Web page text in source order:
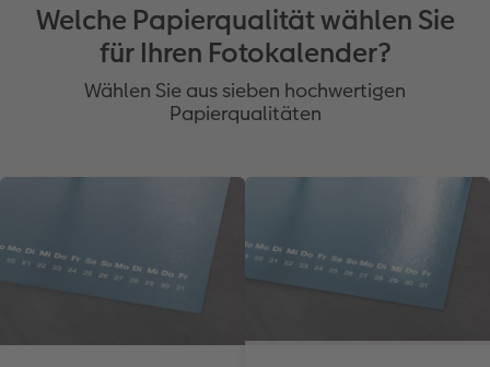
Welche Papierqualität wählen Sie
für Ihren Fotokalender?
Wählen Sie aus sieben hochwertigen
Papierqualitäten